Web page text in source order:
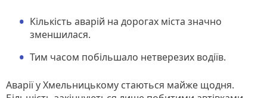
Кількість аварій на дорогах міста значно
зменшилася.
Тим часом побільшало нетверезих водіїв.
Аварії у Хмельницькому стаються майже щодня.